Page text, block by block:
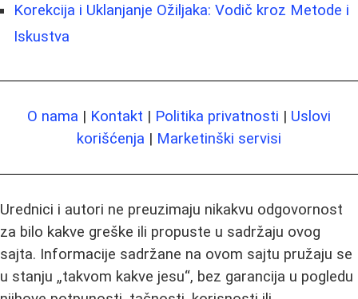
Korekcija i Uklanjanje Ožiljaka: Vodič kroz Metode i
Iskustva
O nama | Kontakt | Politika privatnosti | Uslovi
korišćenja | Marketinški servisi
Urednici i autori ne preuzimaju nikakvu odgovornost
za bilo kakve greške ili propuste u sadržaju ovog
sajta. Informacije sadržane na ovom sajtu pružaju se
u stanju „takvom kakve jesu“, bez garancija u pogledu